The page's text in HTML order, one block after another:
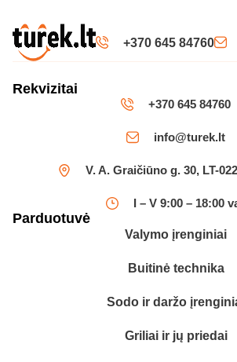
+370 645 84760
Rekvizitai
+370 645 84760
info@turek.lt
V. A. Graičiūno g. 30, LT-
I – V 9:00 – 18:00
Parduotuvė
Valymo įrenginiai
Buitinė technika
Sodo ir daržo
Griliai ir jų priedai